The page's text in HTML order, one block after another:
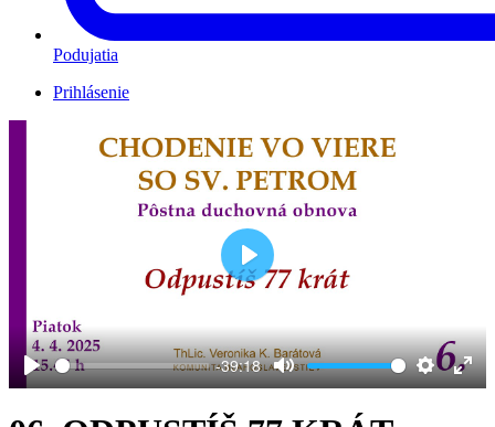
Podujatia
Prihlásenie
Play
-39:18
Mute Settings
Play